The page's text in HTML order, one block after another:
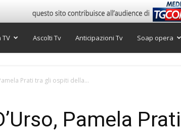
TV Ascolti Tv Anticipazioni Tv Soap opera
Prati tra gli ospiti della...
Pamela Prati